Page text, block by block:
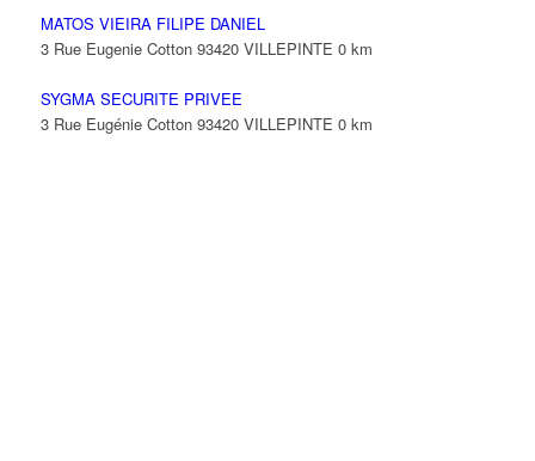
MATOS VIEIRA FILIPE DANIEL
3 Rue Eugenie Cotton 93420 VILLEPINTE 0 km
SYGMA SECURITE PRIVEE
3 Rue Eugénie Cotton 93420 VILLEPINTE 0 km